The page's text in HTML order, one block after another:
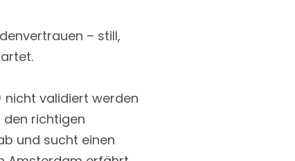
– still,
nicht validiert werden
den richtigen
und sucht einen